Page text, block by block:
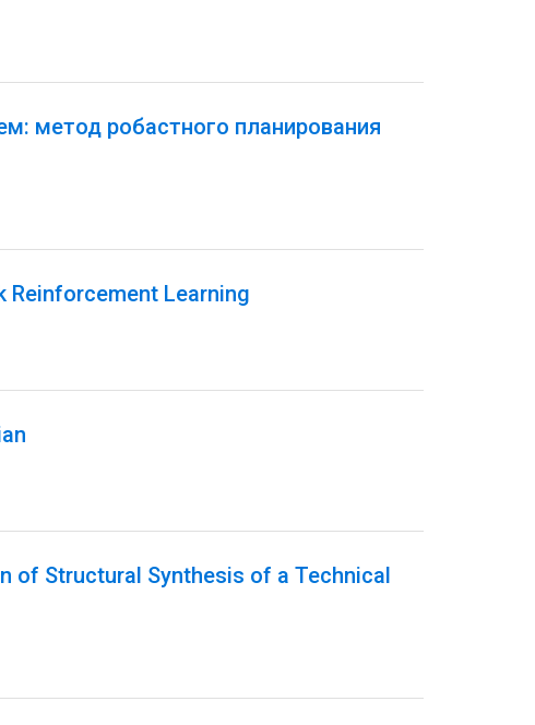
метод робастного планирования
Reinforcement Learning
of Structural Synthesis of a Technical